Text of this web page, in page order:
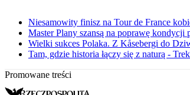
Niesamowity finisz na Tour de France
Master Plany szansą na poprawę kondycji
Wielki sukces Polaka. Z Kåsebergi do
Tam, gdzie historia łączy się z naturą -
Promowane treści